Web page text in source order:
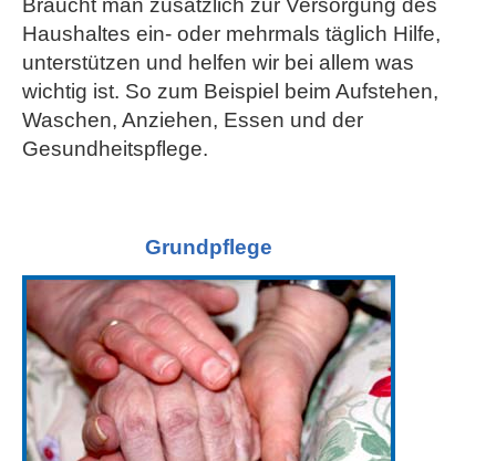
Braucht man zusätzlich zur Versorgung des
Haushaltes ein- oder mehrmals täglich Hilfe,
unterstützen und helfen wir bei allem was
wichtig ist. So zum Beispiel beim Aufstehen,
Waschen, Anziehen, Essen und der
Gesundheitspflege.
Grundpflege